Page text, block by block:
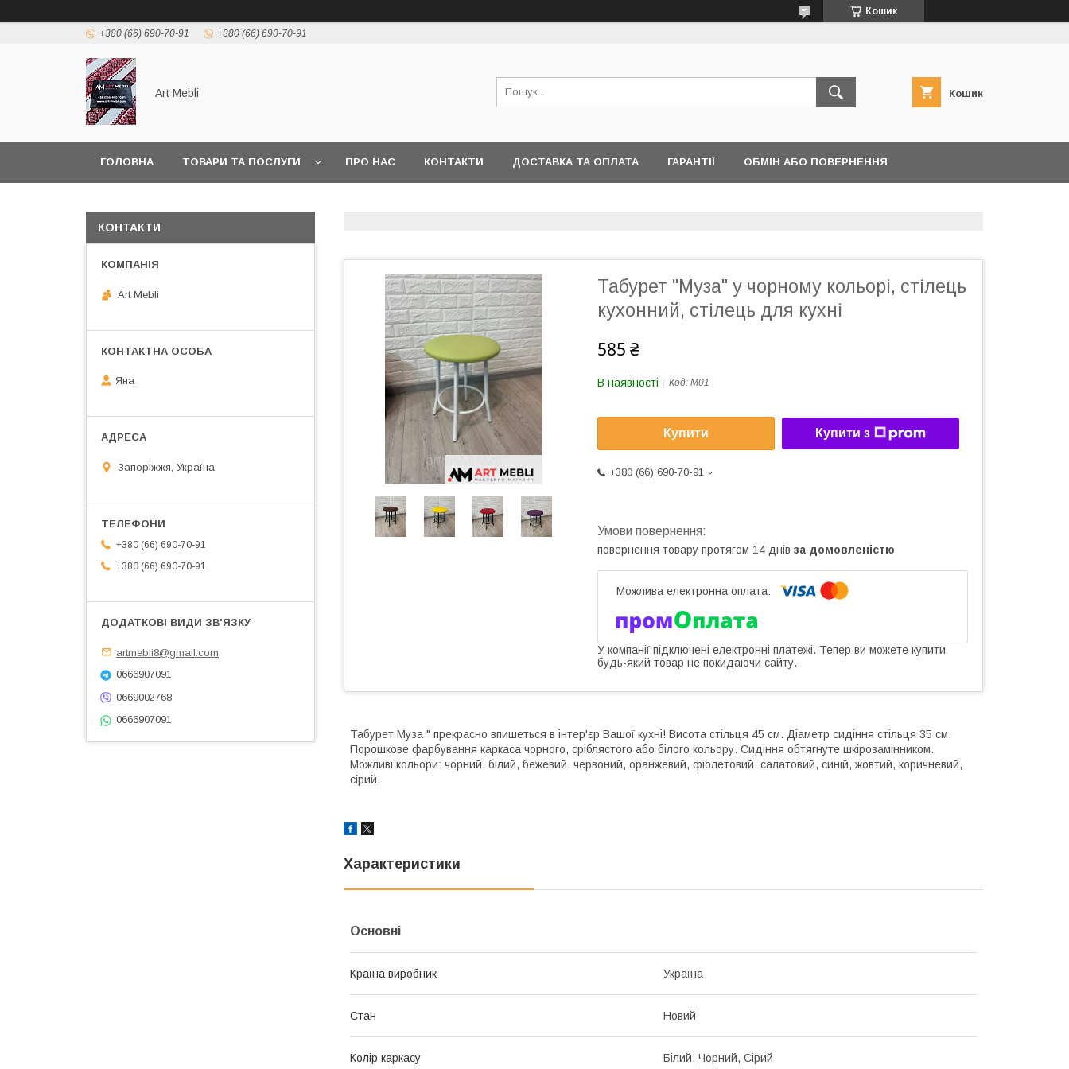
Кошик
+380 (66) 690-70-91 +380 (66) 690-70-91
Art Mebli Кошик
ГОЛОВНА ТОВАРИ ТА ПОСЛУГИ ПРО НАС КОНТАКТИ ДОСТАВКА ТА ОПЛАТА ГАРАНТІЇ ОБМІН АБО ПОВЕРНЕННЯ
Табурет "Муза" у чорному кольорі, стілець
кухонний, стілець для кухні
585 ₴
В наявності Код: М01
Купити Купити з
+380 (66) 690-70-91
повернення товару протягом 14 днів за домовленістю
У компанії підключені електронні платежі. Тепер ви можете купити
будь-який товар не покидаючи сайту.
Табурет Муза " прекрасно впишеться в інтер'єр Вашої кухні! Висота стільця 45 см. Діаметр сидіння стільця 35 см.
Порошкове фарбування каркаса чорного, сріблястого або білого кольору. Сидіння обтягнуте шкірозамінником.
Можливі кольори: чорний, білий, бежевий, червоний, оранжевий, фіолетовий, салатовий, синій, жовтий, коричневий,
сірий.
Характеристики
Основні
Країна виробник Україна
Стан Новий
Колір каркасу Білий, Чорний, Сірий
КОНТАКТИ
Art Mebli
Яна
Запоріжжя, Україна
+380 (66) 690-70-91
+380 (66) 690-70-91
artmebli8@gmail.com
0666907091
0669002768
0666907091